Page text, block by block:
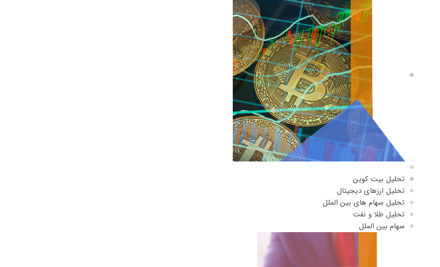
تحلیل بیت کوین
تحلیل ارزهای دیجیتال
تحلیل سهام های بین الملل
تحلیل طلا و نفت
سهام بین الملل